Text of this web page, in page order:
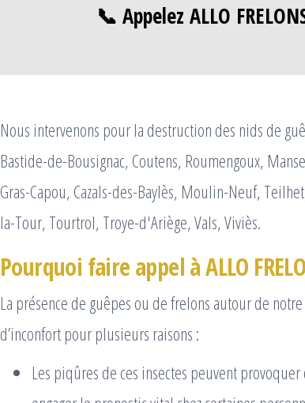
📞 Appelez ALLO
Nous intervenons pour la destruction des nids de
Bastide-de-Bousignac, Coutens, Roumengoux,
Gras-Capou, Cazals-des-Baylès, Moulin-Neuf,
la-Tour, Tourtrol, Troye-d'Ariège, Vals, Viviès.
Pourquoi faire appel à ALLO
La présence de guêpes ou de frelons autour de
d’inconfort pour plusieurs raisons :
Les piqûres de ces insectes peuvent